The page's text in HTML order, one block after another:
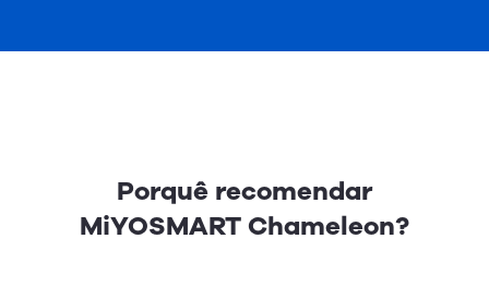
Porquê recomendar
MiYOSMART Chameleon?